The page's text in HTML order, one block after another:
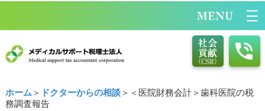
ホーム ＞ ドクターからの相談＞＜医院財務会計＞歯科医院の税
務調査報告